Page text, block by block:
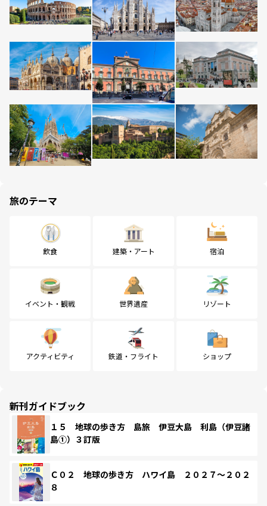
旅のテーマ
飲食 建築・アート 宿泊
イベント・観戦 世界遺産 リゾート
アクティビティ 鉄道・フライト ショップ
新刊ガイドブック
１５ 地球の歩き方 島旅 伊豆大島 利島（伊豆諸
島①）３訂版
Ｃ０２ 地球の歩き方 ハワイ島 ２０２７～２０２
８